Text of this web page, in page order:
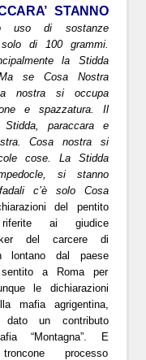
STANNO
uso di sostanze
di 100 grammi.
la Stidda
se Cosa Nostra
nostra si occupa
e spazzatura. Il
paraccara e
Cosa nostra si
cose. La Stidda
si stanno
c’è solo Cosa
del pentito
riferite ai giudice
del carcere di
lontano dal paese
sentito a Roma per
le dichiarazioni
mafia agrigentina,
un contributo
“Montagna”.
E
processo